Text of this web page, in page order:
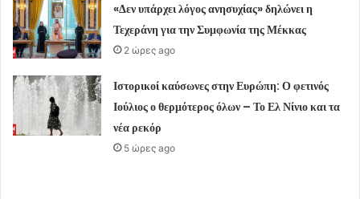
«Δεν υπάρχει λόγος ανησυχίας» δηλώνει η
Τεχεράνη για την Συμφωνία της Μέκκας
2 ώρες ago
Ιστορικοί καύσωνες στην Ευρώπη: Ο φετινός
Ιούλιος ο θερμότερος όλων – Το Ελ Νίνιο και τα
νέα ρεκόρ
5 ώρες ago